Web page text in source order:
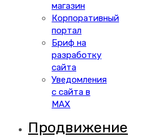
магазин
Корпоративный
портал
Бриф на
разработку
сайта
Уведомления
с сайта в
MAX
Продвижение